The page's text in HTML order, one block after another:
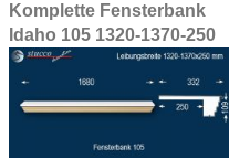
Komplette Fensterbank
Idaho 105 1320-1370-250